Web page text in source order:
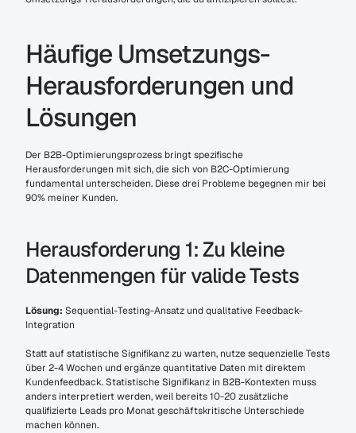
Häufige Umsetzungs-
Herausforderungen und
Lösungen
Der B2B-Optimierungsprozess bringt spezifische
Herausforderungen mit sich, die sich von B2C-Optimierung
fundamental unterscheiden. Diese drei Probleme begegnen mir bei
90% meiner Kunden.
Herausforderung 1: Zu kleine
Datenmengen für valide Tests
Lösung: Sequential-Testing-Ansatz und qualitative Feedback-
Integration
Statt auf statistische Signifikanz zu warten, nutze sequenzielle Tests
über 2-4 Wochen und ergänze quantitative Daten mit direktem
Kundenfeedback. Statistische Signifikanz in B2B-Kontexten muss
anders interpretiert werden, weil bereits 10-20 zusätzliche
qualifizierte Leads pro Monat geschäftskritische Unterschiede
machen können.